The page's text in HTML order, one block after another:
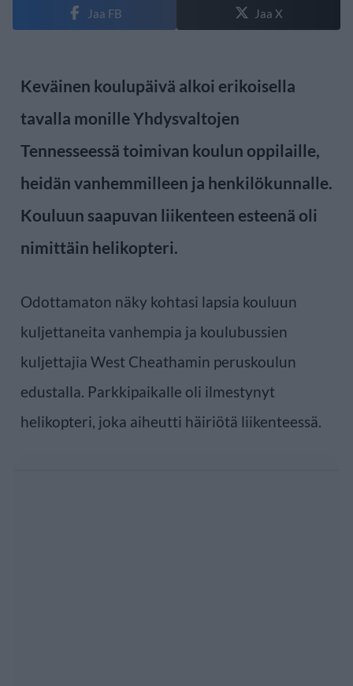
Jaa FB Jaa X
Keväinen koulupäivä alkoi erikoisella
tavalla monille Yhdysvaltojen
Tennesseessä toimivan koulun oppilaille,
heidän vanhemmilleen ja henkilökunnalle.
Kouluun saapuvan liikenteen esteenä oli
nimittäin helikopteri.
Odottamaton näky kohtasi lapsia kouluun
kuljettaneita vanhempia ja koulubussien
kuljettajia West Cheathamin peruskoulun
edustalla. Parkkipaikalle oli ilmestynyt
helikopteri, joka aiheutti häiriötä liikenteessä.